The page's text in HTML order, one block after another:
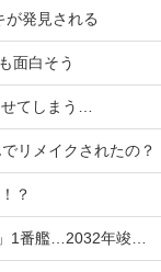
が発見される
面白そう
せてしまう…
リメイクされたの？
？
年竣工と公示！